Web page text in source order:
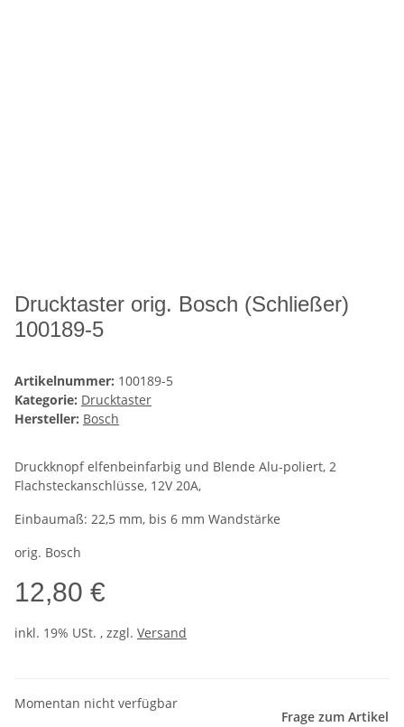
Drucktaster orig. Bosch (Schließer)
100189-5
Artikelnummer: 100189-5
Kategorie: Drucktaster
Hersteller: Bosch
Druckknopf elfenbeinfarbig und Blende Alu-poliert, 2
Flachsteckanschlüsse, 12V 20A,
Einbaumaß: 22,5 mm, bis 6 mm Wandstärke
orig. Bosch
12,80 €
inkl. 19% USt. , zzgl. Versand
Momentan nicht verfügbar
Frage zum Artikel